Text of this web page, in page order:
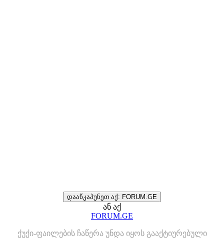
დააწკაპუნეთ აქ: FORUM.GE
ან აქ
FORUM.GE
ქუქი-ფაილების ჩაწერა უნდა იყოს გააქტიურებული